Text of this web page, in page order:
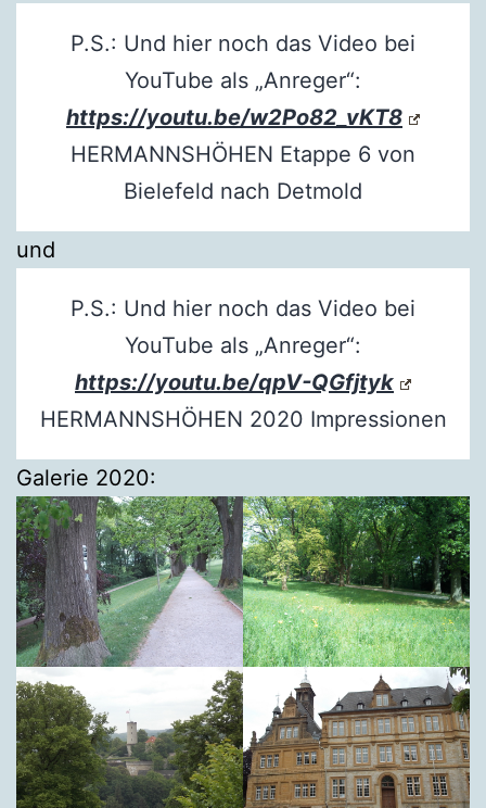
P.S.: Und hier noch das Video bei
YouTube als „Anreger“:
https://youtu.be/w2Po82_vKT8
HERMANNSHÖHEN Etappe 6 von
Bielefeld nach Detmold
und
P.S.: Und hier noch das Video bei
YouTube als „Anreger“:
https://youtu.be/qpV-QGfjtyk
HERMANNSHÖHEN 2020 Impressionen
Galerie 2020: